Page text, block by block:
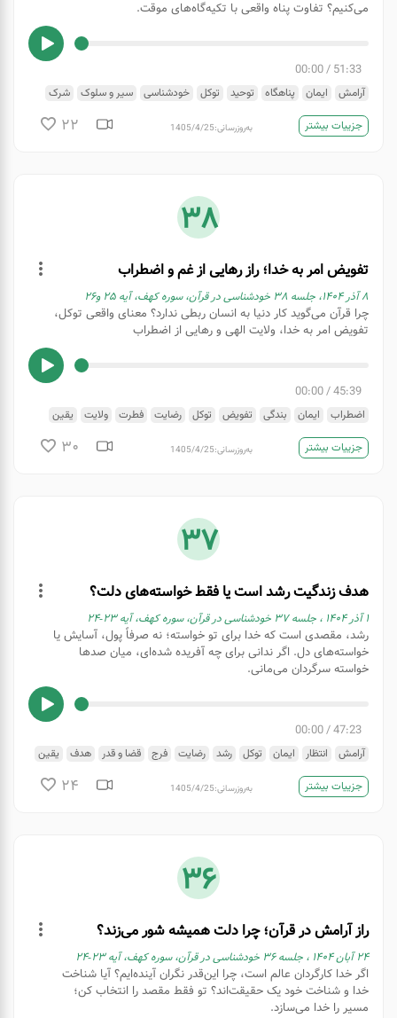
می‌کنیم؟ تفاوت پناه واقعی با تکیه‌گاه‌های موقت.
51:33
/
00:00
آرامش ایمان پناهگاه توحید توکل خودشناسی سیر و سلوک
شرک
لا اله الا الله
لقاء الله
جزییات بیشتر به‌روزرسانی:1405/4/25
22
38
تفویض امر به خدا؛ راز رهایی از غم و اضطراب
۸ آذر ۱۴۰۴، جلسه ۳۸ خودشناسی در قرآن، سوره کهف، آیه ۲۵ و۲۶
چرا قرآن می‌گوید کار دنیا به انسان ربطی ندارد؟ معنای واقعی توکل،
تفویض امر به خدا، ولایت الهی و رهایی از اضطراب
45:39
/
00:00
اضطراب ایمان بندگی تفویض توکل رضایت فطرت ولایت یقین
جزییات بیشتر به‌روزرسانی:1405/4/25
30
37
هدف زندگیت رشد است یا فقط خواسته‌های دلت؟
۱ آذر ۱۴۰۴ ، جلسه ۳۷ خودشناسی در قرآن، سوره کهف، آیه ۲۳-۲۴
رشد، مقصدی است که خدا برای تو خواسته؛ نه صرفاً پول، آسایش یا
خواسته‌های دل. اگر ندانی برای چه آفریده شده‌ای، میان صدها
خواسته سرگردان می‌مانی.
47:23
/
00:00
آرامش انتظار ایمان توکل رشد رضایت فرج قضا و قدر هدف یقین
جزییات بیشتر به‌روزرسانی:1405/4/25
24
36
راز آرامش در قرآن؛ چرا دلت همیشه شور می‌زند؟
۲۴ آبان ۱۴۰۴ ، جلسه ۳۶ خودشناسی در قرآن، سوره کهف، آیه ۲۳-۲۴
اگر خدا کارگردان عالم است، چرا این‌قدر نگران آینده‌ایم؟ آیا شناخت
خدا و شناخت خود یک حقیقت‌اند؟ تو فقط مقصد را انتخاب کن؛
مسیر را خدا می‌سازد.